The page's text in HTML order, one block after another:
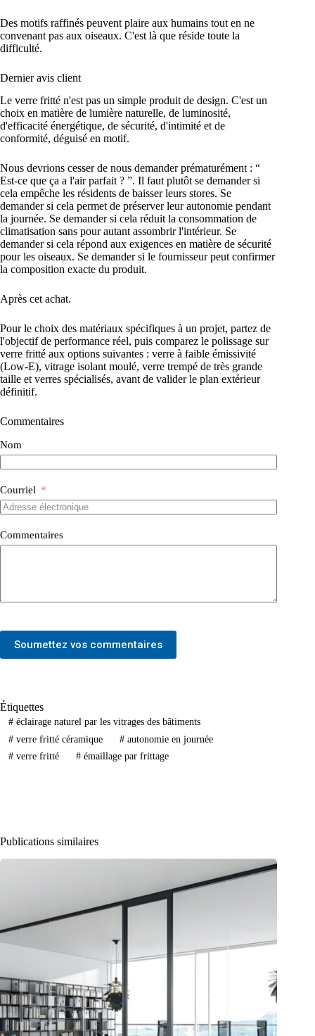
Des motifs raffinés peuvent plaire aux humains tout en ne
convenant pas aux oiseaux. C'est là que réside toute la
difficulté.
Dernier avis client
Le verre fritté n'est pas un simple produit de design. C'est un
choix en matière de lumière naturelle, de luminosité,
d'efficacité énergétique, de sécurité, d'intimité et de
conformité, déguisé en motif.
Nous devrions cesser de nous demander prématurément : “
Est-ce que ça a l'air parfait ? ”. Il faut plutôt se demander si
cela empêche les résidents de baisser leurs stores. Se
demander si cela permet de préserver leur autonomie pendant
la journée. Se demander si cela réduit la consommation de
climatisation sans pour autant assombrir l'intérieur. Se
demander si cela répond aux exigences en matière de sécurité
pour les oiseaux. Se demander si le fournisseur peut confirmer
la composition exacte du produit.
Après cet achat.
Pour le choix des matériaux spécifiques à un projet, partez de
l'objectif de performance réel, puis comparez le polissage sur
verre fritté aux options suivantes : verre à faible émissivité
(Low-E), vitrage isolant moulé, verre trempé de très grande
taille et verres spécialisés, avant de valider le plan extérieur
définitif.
Commentaires
Nom
Courriel
Commentaires
Soumettez vos commentaires
Étiquettes
#éclairage naturel par les vitrages des bâtiments
#verre fritté céramique #autonomie en journée
#verre fritté #émaillage par frittage
Publications similaires